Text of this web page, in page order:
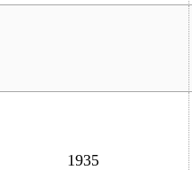
1935